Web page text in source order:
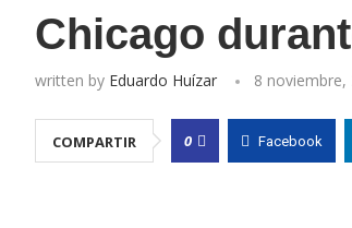
Chicago
written by Eduardo Huízar 8 noviembre,
COMPARTIR 0 Facebook